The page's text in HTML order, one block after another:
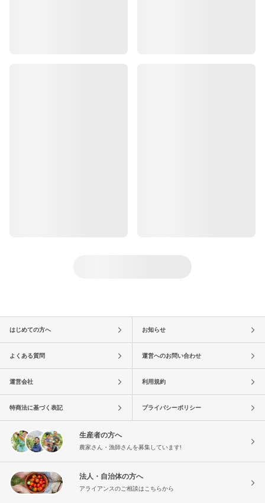
はじめての方へ お知らせ
よくある質問 運営へのお問い合わせ
運営会社 利用規約
特商法に基づく表記 プライバシーポリシー
生産者の方へ
農家さん・漁師さんを募集しています!
法人・自治体の方へ
アライアンスのご相談はこちらから